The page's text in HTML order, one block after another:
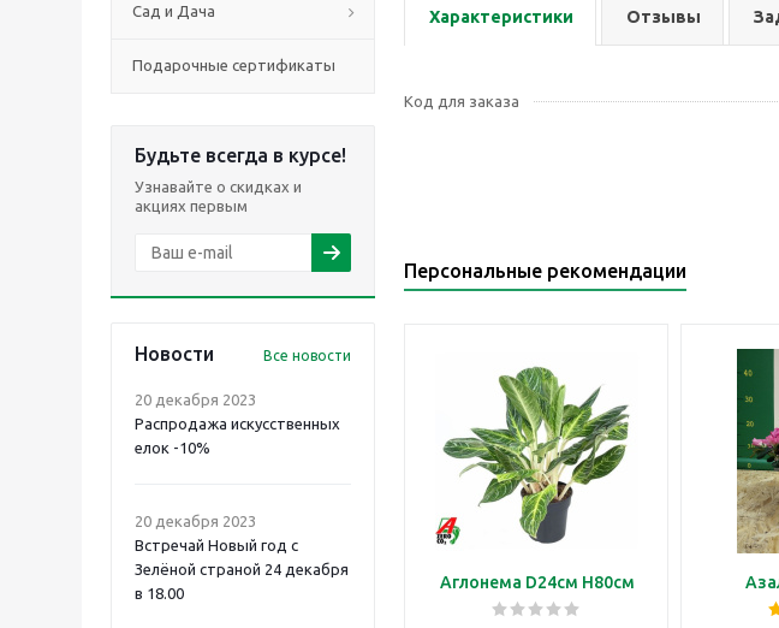
Сад и Дача
Подарочные сертификаты
Будьте всегда в курсе!
Узнавайте о скидках и
акциях первым
Новости Все новости
20 декабря 2023
Распродажа искусственных
елок -10%
20 декабря 2023
Встречай Новый год с
Зелёной страной 24 декабря
в 18.00
Характеристики Отзывы
Код для заказа
Персональные рекомендации
Аглонема D24см H80см